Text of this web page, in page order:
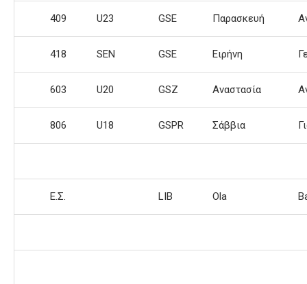
409 U23 GSE Παρασκευή
418 SEN GSE Ειρήνη
603 U20 GSZ Αναστασία
806 U18 GSPR Σάββια
Ε.Σ. LIB Ola